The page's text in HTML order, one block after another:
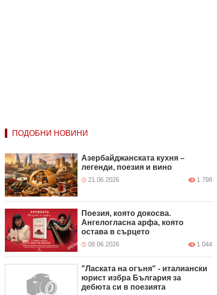
ПОДОБНИ НОВИНИ
Азербайджанската кухня –
легенди, поезия и вино
21.06.2026 1 798
Поезия, която докосва.
Ангелогласна арфа, която
остава в сърцето
08.06.2026 1 044
"Ласката на огъня" - италиански
юрист избра България за
дебюта си в поезията